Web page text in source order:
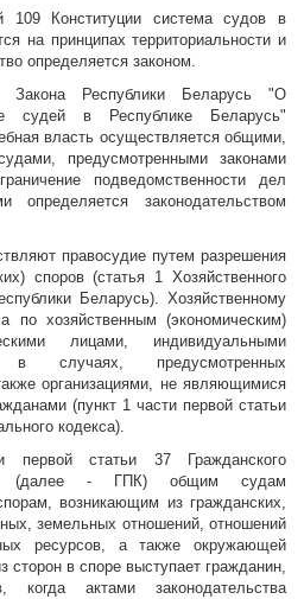
109 Конституции система судов в
на принципах территориальности и
определяется законом.
Республики Беларусь "О
судей в Республике Беларусь"
власть осуществляется общими,
предусмотренными законами
подведомственности дел
законодательством
правосудие путем разрешения
споров (статья 1 Хозяйственного
Беларусь). Хозяйственному
по хозяйственным (экономическим)
лицами, индивидуальными
в случаях, предусмотренных
организациями, не являющимися
(пункт 1 части первой статьи
кодекса).
первой статьи 37 Гражданского
(далее - ГПК) общим судам
возникающим из гражданских,
земельных отношений, отношений
ресурсов, а также окружающей
в споре выступает гражданин,
когда актами законодательства